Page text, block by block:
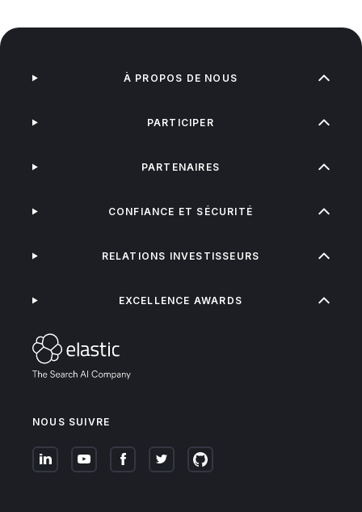
NOUS SUIVRE
À PROPOS DE NOUS
PARTICIPER
PARTENAIRES
CONFIANCE ET SÉCURITÉ
RELATIONS INVESTISSEURS
EXCELLENCE AWARDS